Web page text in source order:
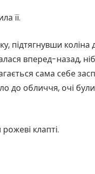
її.
підтягнувши коліна
вперед-назад,
сама себе
до обличчя, очі
клапті.